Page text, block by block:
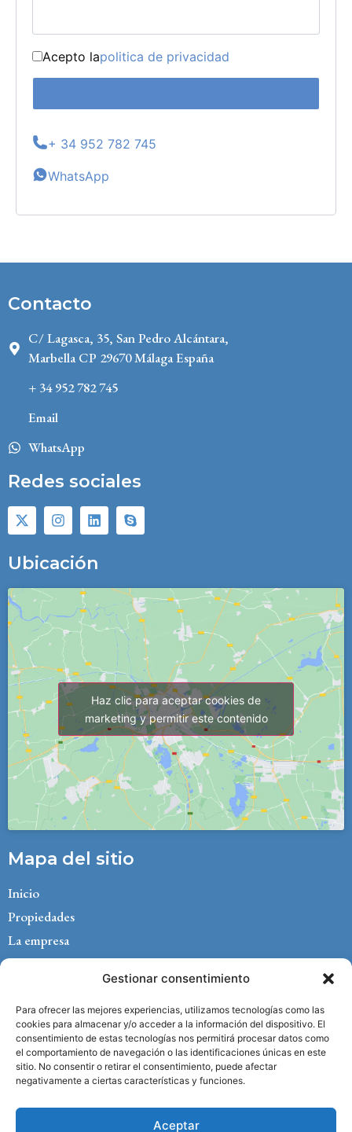
Gestionar consentimiento
Para ofrecer las mejores experiencias, utilizamos tecnologías como las
cookies para almacenar y/o acceder a la información del dispositivo. El
consentimiento de estas tecnologías nos permitirá procesar datos como
el comportamiento de navegación o las identificaciones únicas en este
sitio. No consentir o retirar el consentimiento, puede afectar
negativamente a ciertas características y funciones.
Aceptar
Acepto lapolitica de privacidad
+ 34 952 782 745
WhatsApp
Contacto
C/ Lagasca, 35, San Pedro Alcántara,
Marbella CP 29670 Málaga España
+ 34 952 782 745
Email
WhatsApp
Redes sociales
Ubicación
Haz clic para aceptar cookies de
marketing y permitir este contenido
Mapa del sitio
Inicio
Propiedades
La empresa
Management
Blog
Contacto
Aviso legal
Política de privacidad
Política de cookies